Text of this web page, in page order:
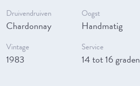
Druivendruiven
Chardonnay
Oogst
Handmatig
Vintage
1983
Service
14 tot 16 graden